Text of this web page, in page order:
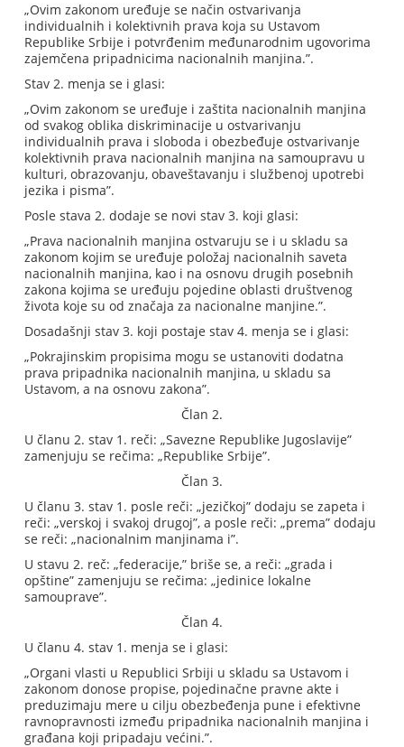
„Ovim zakonom uređuje se način ostvarivanja
individualnih i kolektivnih prava koja su Ustavom
Republike Srbije i potvrđenim međunarodnim ugovorima
zajemčena pripadnicima nacionalnih manjina.”.
Stav 2. menja se i glasi:
„Ovim zakonom se uređuje i zaštita nacionalnih manjina
od svakog oblika diskriminacije u ostvarivanju
individualnih prava i sloboda i obezbeđuje ostvarivanje
kolektivnih prava nacionalnih manjina na samoupravu u
kulturi, obrazovanju, obaveštavanju i službenoj upotrebi
jezika i pisma”.
Posle stava 2. dodaje se novi stav 3. koji glasi:
„Prava nacionalnih manjina ostvaruju se i u skladu sa
zakonom kojim se uređuje položaj nacionalnih saveta
nacionalnih manjina, kao i na osnovu drugih posebnih
zakona kojima se uređuju pojedine oblasti društvenog
života koje su od značaja za nacionalne manjine.”.
Dosadašnji stav 3. koji postaje stav 4. menja se i glasi:
„Pokrajinskim propisima mogu se ustanoviti dodatna
prava pripadnika nacionalnih manjina, u skladu sa
Ustavom, a na osnovu zakona”.
Član 2.
U članu 2. stav 1. reči: „Savezne Republike Jugoslavije”
zamenjuju se rečima: „Republike Srbije”.
Član 3.
U članu 3. stav 1. posle reči: „jezičkoj” dodaju se zapeta i
reči: „verskoj i svakoj drugoj”, a posle reči: „prema” dodaju
se reči: „nacionalnim manjinama i”.
U stavu 2. reč: „federacije,” briše se, a reči: „grada i
opštine” zamenjuju se rečima: „jedinice lokalne
samouprave”.
Član 4.
U članu 4. stav 1. menja se i glasi:
„Organi vlasti u Republici Srbiji u skladu sa Ustavom i
zakonom donose propise, pojedinačne pravne akte i
preduzimaju mere u cilju obezbeđenja pune i efektivne
ravnopravnosti između pripadnika nacionalnih manjina i
građana koji pripadaju većini.”.